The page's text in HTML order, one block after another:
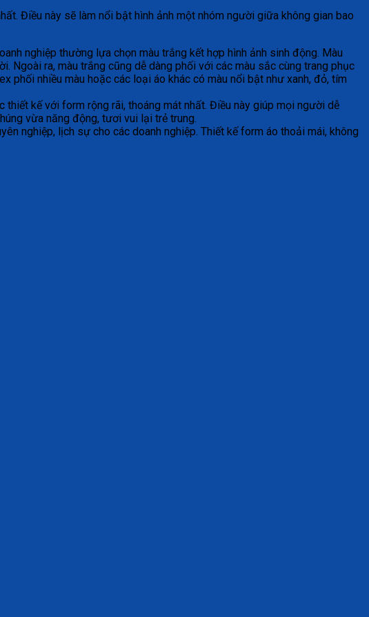
Điều này sẽ làm nổi bật hình ảnh một nhóm người giữa không gian bao
nghiệp thường lựa chọn màu trắng kết hợp hình ảnh sinh động. Màu
Ngoài ra, màu trắng cũng dễ dàng phối với các màu sắc cùng trang phục
phối nhiều màu hoặc các loại áo khác có màu nổi bật như xanh, đỏ, tím
kế với form rộng rãi, thoáng mát nhất. Điều này giúp mọi người dễ
vừa năng động, tươi vui lại trẻ trung.
nghiệp, lịch sự cho các doanh nghiệp. Thiết kế form áo thoải mái, không